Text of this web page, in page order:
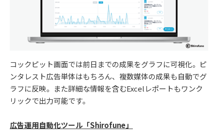
コックピット画面では前日までの成果をグラフに可視化。ピ
ンタレスト広告単体はもちろん、複数媒体の成果も自動でグ
ラフに反映。また詳細な情報を含むExcelレポートもワンク
リックで出力可能です。
広告運用自動化ツール「Shirofune」